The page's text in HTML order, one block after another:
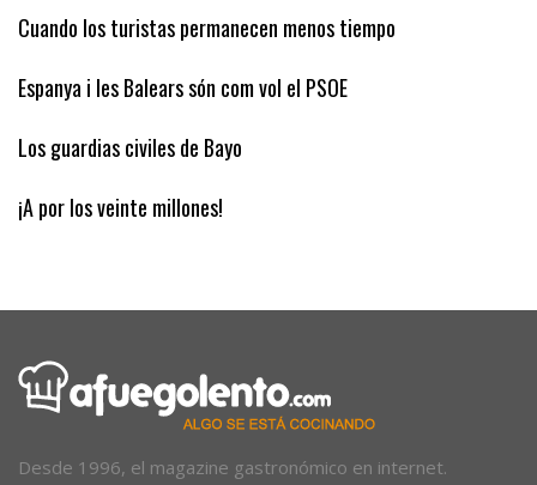
Cuando los turistas permanecen menos tiempo
Espanya i les Balears són com vol el PSOE
Los guardias civiles de Bayo
¡A por los veinte millones!
Desde 1996, el magazine gastronómico en internet.